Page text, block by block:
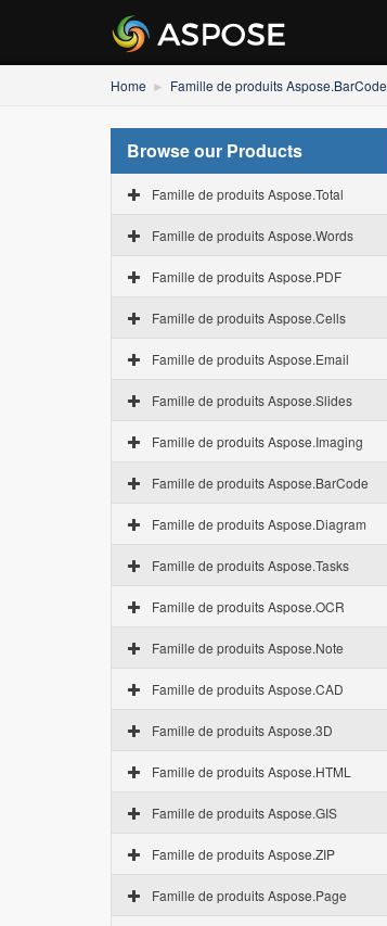
Home Famille de produits Aspose.BarCode
Browse our Products
Famille de produits Aspose.Total
Famille de produits Aspose.Words
Famille de produits Aspose.PDF
Famille de produits Aspose.Cells
Famille de produits Aspose.Email
Famille de produits Aspose.Slides
Famille de produits Aspose.Imaging
Famille de produits Aspose.BarCode
Famille de produits Aspose.Diagram
Famille de produits Aspose.Tasks
Famille de produits Aspose.OCR
Famille de produits Aspose.Note
Famille de produits Aspose.CAD
Famille de produits Aspose.3D
Famille de produits Aspose.HTML
Famille de produits Aspose.GIS
Famille de produits Aspose.ZIP
Famille de produits Aspose.Page